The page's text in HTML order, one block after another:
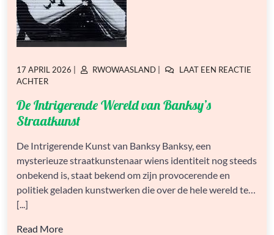
GEPLAATST
OP
17 APRIL 2026
GEPLAATST
RWOWAASLAND
LAAT EEN REACTIE
ACHTEROP
INTRIGERENDE
WERELD
VAN
STRAATKUNST
De Intrigerende Wereld van Banksy’s
Straatkunst
De Intrigerende Kunst van Banksy Banksy, een
mysterieuze straatkunstenaar wiens identiteit nog steeds
onbekend is, staat bekend om zijn provocerende en
politiek geladen kunstwerken die over de hele wereld te…
[...]
Read More